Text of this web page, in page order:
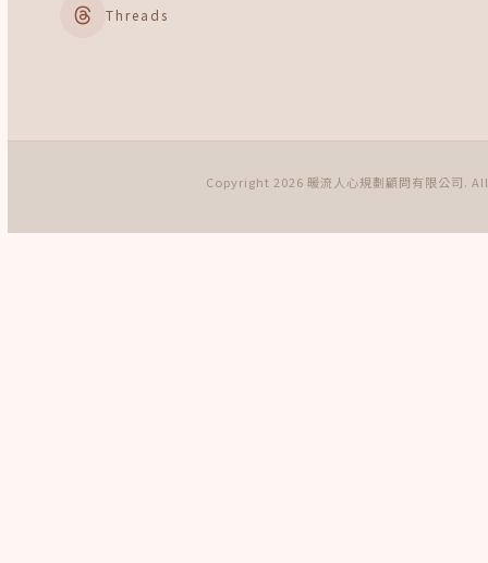
Threads
Copyright 2026 暖流人心規劃顧問有限公司.